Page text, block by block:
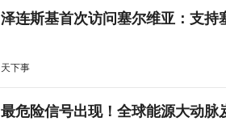
泽连斯基首次访问塞尔维亚：支持
天下事
最危险信号出现！全球能源大动脉